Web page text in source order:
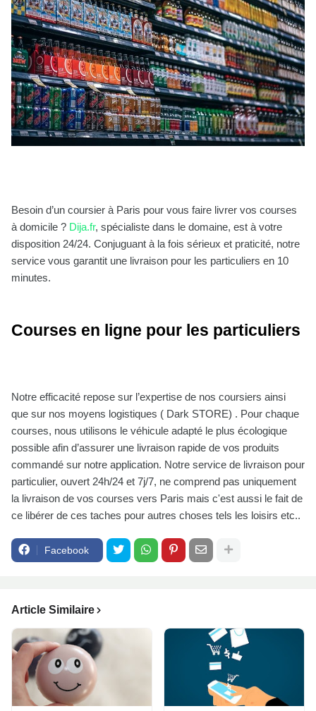
Besoin d’un coursier à Paris pour vous faire livrer vos courses
à domicile ? Dija.fr, spécialiste dans le domaine, est à votre
disposition 24/24. Conjuguant à la fois sérieux et praticité, notre
service vous garantit une livraison pour les particuliers en 10
minutes.
Courses en ligne pour les particuliers
Notre efficacité repose sur l’expertise de nos coursiers ainsi
que sur nos moyens logistiques ( Dark STORE) . Pour chaque
courses, nous utilisons le véhicule adapté le plus écologique
possible afin d’assurer une livraison rapide de vos produits
commandé sur notre application. Notre service de livraison pour
particulier, ouvert 24h/24 et 7j/7, ne comprend pas uniquement
la livraison de vos courses vers Paris mais c'est aussi le fait de
ce libérer de ces taches pour autres choses tels les loisirs etc..
Facebook
Article Similaire